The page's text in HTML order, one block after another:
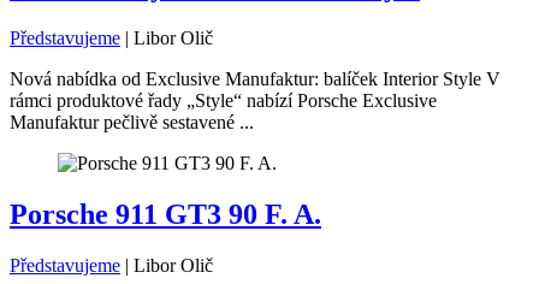
Představujeme | Libor Olič
Nová nabídka od Exclusive Manufaktur: balíček Interior Style V
rámci produktové řady „Style“ nabízí Porsche Exclusive
Manufaktur pečlivě sestavené ...
Porsche 911 GT3 90 F. A.
Představujeme | Libor Olič